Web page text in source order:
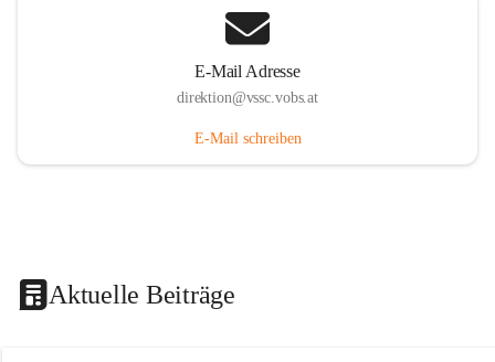
E-Mail Adresse
direktion@vssc.vobs.at
E-Mail schreiben
Aktuelle Beiträge